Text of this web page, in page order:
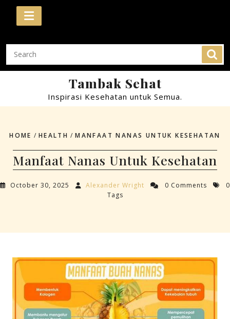
Skip
Tambak Sehat
Inspirasi Kesehatan untuk Semua.
HOME / HEALTH /MANFAAT NANAS UNTUK KESEHATAN
Manfaat Nanas Untuk Kesehatan
October 30, 2025 Alexander Wright 0 Comments
0
Tags